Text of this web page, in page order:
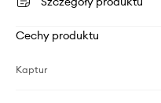
Cechy produktu
Kaptur